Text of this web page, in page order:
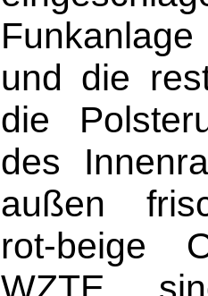
und die
die
des
außen
rot-beige